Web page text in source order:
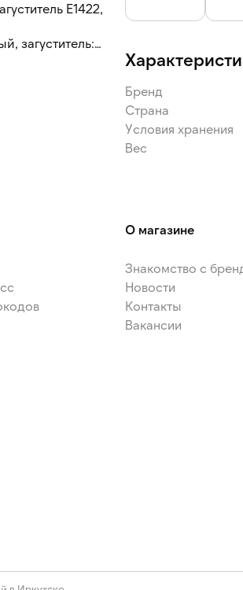
Е1422,
загуститель:
сушеный
Бренд
Страна
Условия хранения
Вес
О магазине
Знакомство с
Новости
Контакты
Вакансии